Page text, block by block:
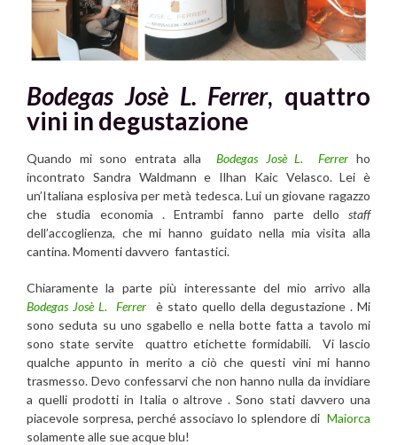
Bodegas Josè L. Ferrer, quattro
vini in degustazione
Quando mi sono entrata allaBodegas Josè L. Ferrer ho
incontrato Sandra Waldmann e Ilhan Kaic Velasco. Lei è
un’Italiana esplosiva per metà tedesca. Lui un giovane ragazzo
che studia economia . Entrambi fanno parte dello staff
dell’accoglienza, che mi hanno guidato nella mia visita alla
cantina. Momenti davvero fantastici.
Chiaramente la parte più interessante del mio arrivo alla
Bodegas Josè L. Ferrer è stato quello della degustazione . Mi
sono seduta su uno sgabello e nella botte fatta a tavolo mi
sono state servite quattro etichette formidabili. Vi lascio
qualche appunto in merito a ciò che questi vini mi hanno
trasmesso. Devo confessarvi che non hanno nulla da invidiare
a quelli prodotti in Italia o altrove . Sono stati davvero una
piacevole sorpresa, perché associavo lo splendore di Maiorca
solamente alle sue acque blu!